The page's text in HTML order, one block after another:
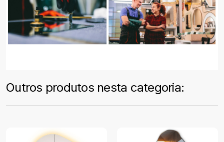
Outros produtos nesta categoria: